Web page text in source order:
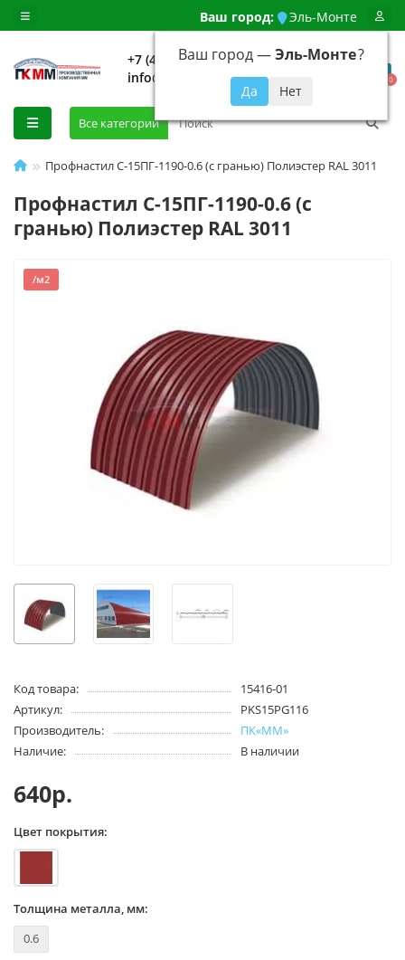
Ваш город: Эль-Монте
Ваш город —Эль-Монте?
+7 (499) 648-92-94
info@evroshtaketnikmoskva.ru
0
Все категории
Профнастил С-15ПГ-1190-0.6 (с гранью) Полиэстер RAL 3011
Профнастил С-15ПГ-1190-0.6 (с
гранью) Полиэстер RAL 3011
/м2
Код товара:
15416-01
Артикул:
PKS15PG116
Производитель:
ПК«ММ»
Наличие:
В наличии
640р.
Цвет покрытия:
Толщина металла, мм:
0.6